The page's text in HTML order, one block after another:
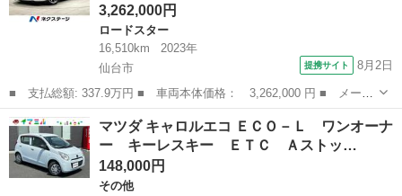
3,262,000円
ロードスター
16,510km
2023年
仙台市
提携サイト 8月2日
■ 支払総額: 337.9万円 ■ 車両本体価格： 3,262,000 円 ■ メーカ
ー名： マツダ ■ 車種名： ロードスター ■ グレード名： ブラ
ウン・トップ ６ＭＴ 純正アンダースカート・リヤスポイラー ブ
ラウンタ...
宮城 仙台市 ロードスター
マツダ キャロルエコ ＥＣＯ－Ｌ ワンオーナ
ー キーレスキー ＥＴＣ Ａストッ…
148,000円
その他